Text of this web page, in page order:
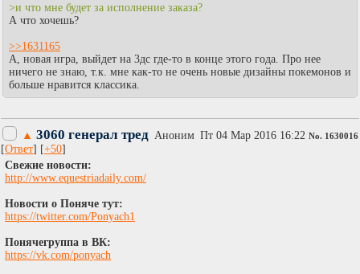
>и что мне будет за исполнение заказа?
А что хочешь?
>>1631165
А, новая игра, выйдет на 3дс где-то в конце этого года. Про нее
ничего не знаю, т.к. мне как-то не очень новые дизайны покемонов и
больше нравится классика.
▲ 3060 генерал тред Аноним Пт 04 Мар 2016 16:22 No. 1630016
[Ответ] [+50]
Свежие новости:
http://www.equestriadaily.com/
Новости о Поняче тут:
https://twitter.com/Ponyach1
Понячегруппа в ВК:
https://vk.com/ponyach